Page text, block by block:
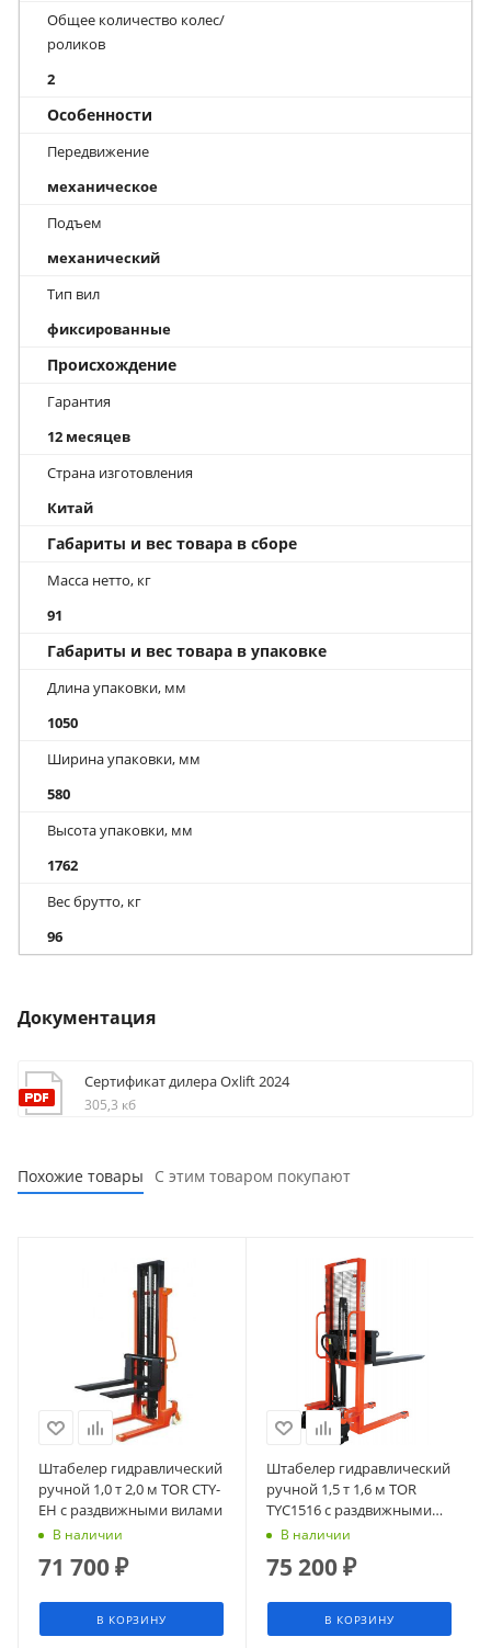
Общее количество колес/
роликов
2
Особенности
Передвижение
механическое
Подъем
механический
Тип вил
фиксированные
Происхождение
Гарантия
12 месяцев
Страна изготовления
Китай
Габариты и вес товара в сборе
Масса нетто, кг
91
Габариты и вес товара в упаковке
Длина упаковки, мм
1050
Ширина упаковки, мм
580
Высота упаковки, мм
1762
Вес брутто, кг
96
Документация
Сертификат дилера Oxlift 2024
305,3 кб
Похожие товары С этим товаром покупают
Штабелер гидравлический
ручной 1,0 т 2,0 м TOR CTY-
EH с раздвижными вилами
В наличии
71 700₽
В КОРЗИНУ
Штабелер гидравлический
ручной 1,5 т 1,6 м TOR
TYC1516 с раздвижными
вилами
В наличии
75 200₽
В КОРЗИНУ